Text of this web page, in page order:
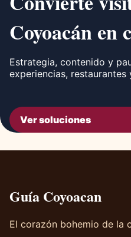
Coyoacán en
Estrategia, contenido y
experiencias, restaurantes
Ver soluciones
Guía Coyoacan
El corazón bohemio de la